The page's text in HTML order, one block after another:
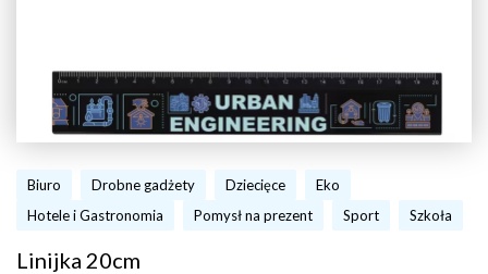
Biuro Drobne gadżety Dziecięce
Eko
Hotele i Gastronomia
Pomysł na prezent Sport Szkoła
Linijka 20cm